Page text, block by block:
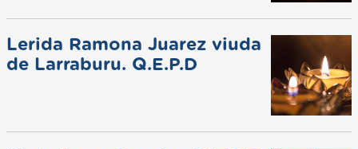
Lerida Ramona Juarez viuda
de Larraburu. Q.E.P.D